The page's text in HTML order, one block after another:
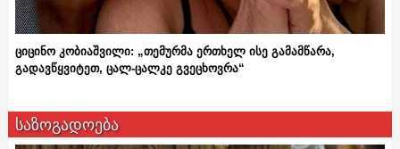
ციცინო კობიაშვილი: „თემურმა ერთხელ ისე გამამწარა,
გადავწყვიტეთ, ცალ-ცალკე გვეცხოვრა“
საზოგადოება